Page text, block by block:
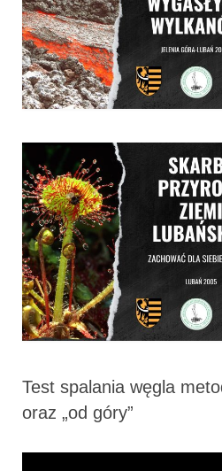
Test spalania węgla
oraz „od góry”